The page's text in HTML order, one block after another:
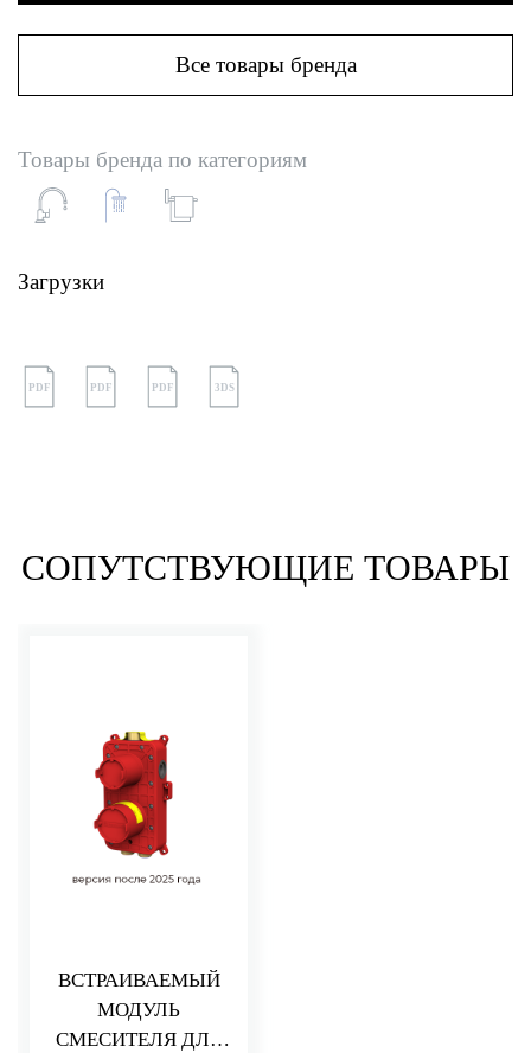
Все товары бренда
Товары бренда по категориям
Загрузки
PDF PDF PDF 3DS
СОПУТСТВУЮЩИЕ ТОВАРЫ
ВСТРАИВАЕМЫЙ
МОДУЛЬ
СМЕСИТЕЛЯ ДЛЯ